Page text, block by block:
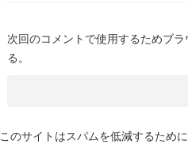
次回のコメントで使用するためブ
る。
このサイトはスパムを低減するため